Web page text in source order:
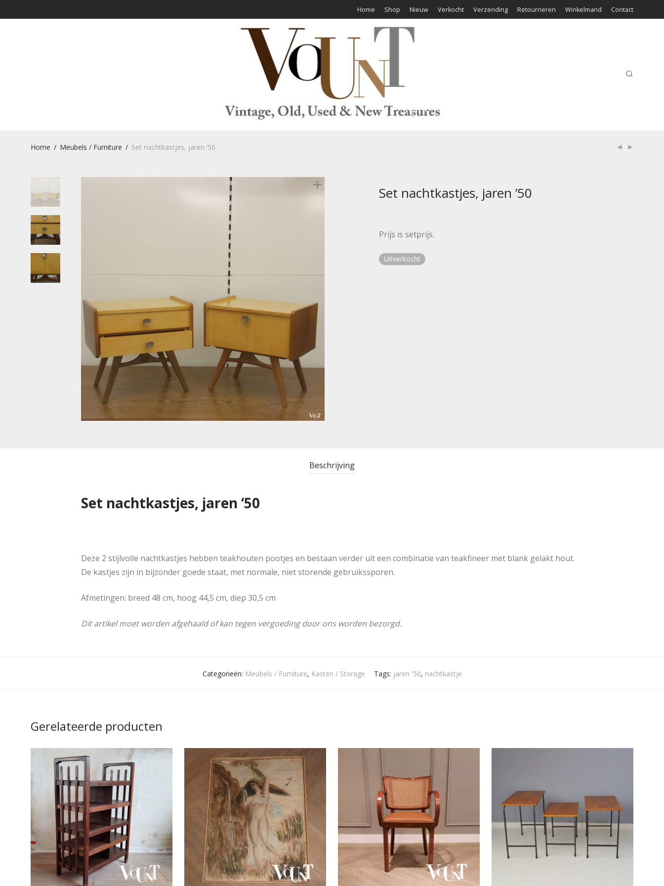
Home Shop Nieuw Verkocht Verzending Retourneren Winkelmand Contact
Home / Meubels / Furniture / Set nachtkastjes, jaren ’50
Set nachtkastjes, jaren ’50
Prijs is setprijs.
Uitverkocht
Beschrijving
Set nachtkastjes, jaren ‘50
Deze 2 stijlvolle nachtkastjes hebben teakhouten pootjes en bestaan verder uit een combinatie van teakfineer met blank gelakt hout.
De kastjes zijn in bijzonder goede staat, met normale, niet storende gebruikssporen.
Afmetingen: breed 48 cm, hoog 44,5 cm, diep 30,5 cm
Dit artikel moet worden afgehaald of kan tegen vergoeding door ons worden bezorgd.
Categorieën: Meubels / Furniture, Kasten / Storage Tags: jaren '50, nachtkastje
Gerelateerde producten